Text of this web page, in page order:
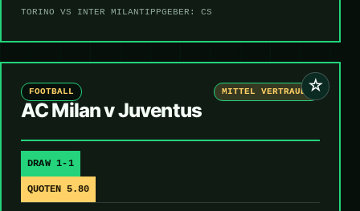
TORINO VS INTER MILANTIPPGEBER: CS
☆
FOOTBALL MITTEL VERTRAUEN
AC Milan v Juventus
DRAW 1-1
QUOTEN 5.80